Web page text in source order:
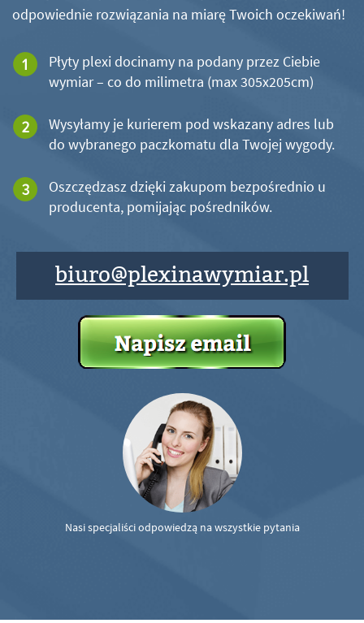
odpowiednie rozwiązania na miarę Twoich oczekiwań!
Płyty plexi docinamy na podany przez Ciebie
wymiar – co do milimetra (max 305x205cm)
Wysyłamy je kurierem pod wskazany adres lub
do wybranego paczkomatu dla Twojej wygody.
Oszczędzasz dzięki zakupom bezpośrednio u
producenta, pomijając pośredników.
biuro@plexinawymiar.pl
Nasi specjaliści odpowiedzą na wszystkie pytania